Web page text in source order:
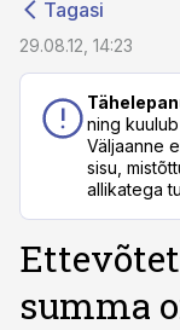
Tagasi
29.08.12, 14:23
ning
Väljaanne
sisu,
allikatega
summa